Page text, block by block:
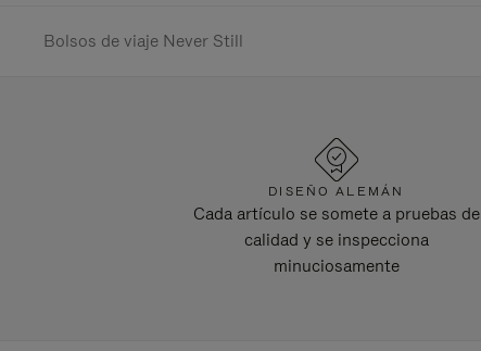
Bolsos de viaje Never Still
DISEÑO ALEMÁN
Cada artículo se somete a pruebas de
calidad y se inspecciona
minuciosamente